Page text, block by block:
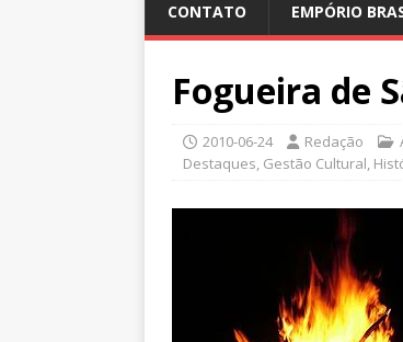
CONTATO EMPÓRIO
Fogueira de
2010-06-24 Redação
Destaques, Gestão Cultural,